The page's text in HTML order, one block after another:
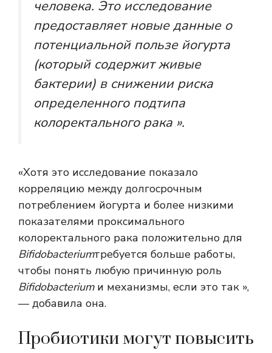
человека. Это исследование
предоставляет новые данные о
потенциальной пользе йогурта
(который содержит живые
бактерии) в снижении риска
определенного подтипа
колоректального рака ».
«Хотя это исследование показало
корреляцию между долгосрочным
потреблением йогурта и более низкими
показателями проксимального
колоректального рака положительно для
Bifidobacteriumтребуется больше работы,
чтобы понять любую причинную роль
Bifidobacteriumи механизмы, если это так »,
— добавила она.
Пробиотики могут повысить